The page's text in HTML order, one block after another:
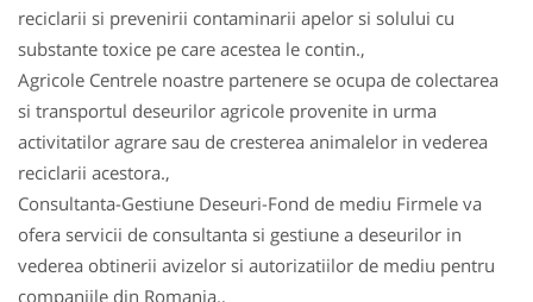
reciclarii si prevenirii contaminarii apelor si solului cu
substante toxice pe care acestea le contin.,
Agricole Centrele noastre partenere se ocupa de colectarea
si transportul deseurilor agricole provenite in urma
activitatilor agrare sau de cresterea animalelor in vederea
reciclarii acestora.,
Consultanta-Gestiune Deseuri-Fond de mediu Firmele va
ofera servicii de consultanta si gestiune a deseurilor in
vederea obtinerii avizelor si autorizatiilor de mediu pentru
companiile din Romania.,